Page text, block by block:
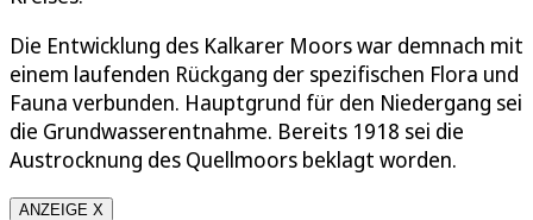
Die Entwicklung des Kalkarer Moors war demnach mit
einem laufenden Rückgang der spezifischen Flora und
Fauna verbunden. Hauptgrund für den Niedergang sei
die Grundwasserentnahme. Bereits 1918 sei die
Austrocknung des Quellmoors beklagt worden.
ANZEIGE X